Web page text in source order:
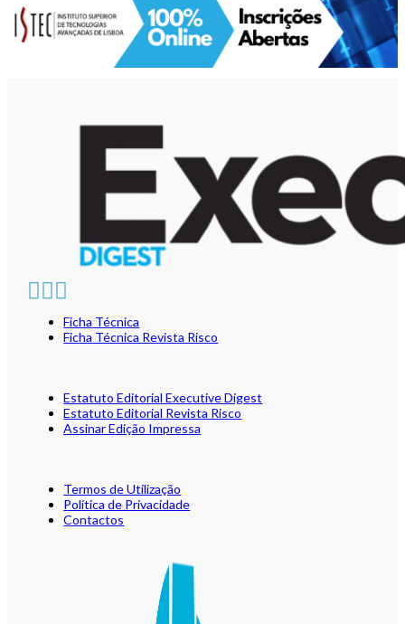
Ficha Técnica
Ficha Técnica Revista Risco
Estatuto Editorial Executive Digest
Estatuto Editorial Revista Risco
Assinar Edição Impressa
Termos de Utilização
Política de Privacidade
Contactos